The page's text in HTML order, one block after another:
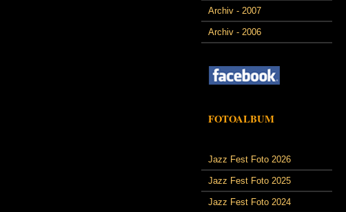
Archiv - 2007
Archiv - 2006
FOTOALBUM
Jazz Fest Foto 2026
Jazz Fest Foto 2025
Jazz Fest Foto 2024